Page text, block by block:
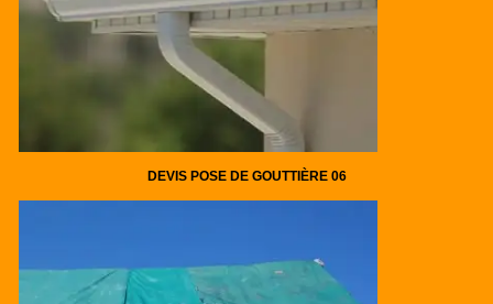
DEVIS POSE DE GOUTTIÈRE 06